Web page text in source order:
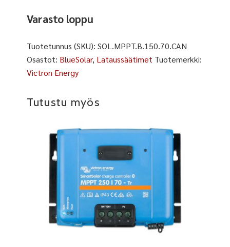
Varasto loppu
Tuotetunnus (SKU):SOL.MPPT.B.150.70.CAN
Osastot: BlueSolar, Lataussäätimet Tuotemerkki:
Victron Energy
Tutustu myös